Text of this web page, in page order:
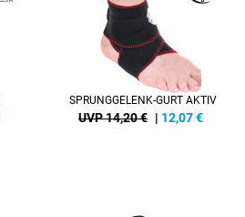
SPRUNGGELENK-GURT AKTIV
UVP 14,20 € | 12,07€